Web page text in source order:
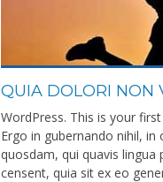
QUIA DOLORI NON
WordPress. This is your
Ergo in gubernando nihil,
quosdam, qui quavis
censent, quia sit ex eo